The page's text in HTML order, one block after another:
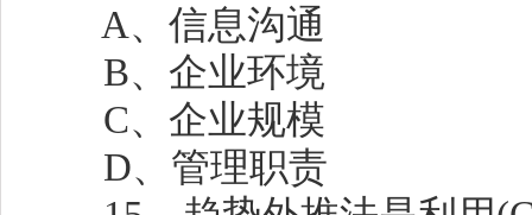
A、信息沟通
B、企业环境
C、企业规模
D、管理职责